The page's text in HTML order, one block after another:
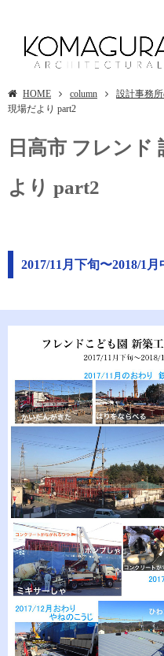
HOME column 設計事務所
現場だより part2
日高市 フレンド
より part2
2017/11月下旬〜2018/1